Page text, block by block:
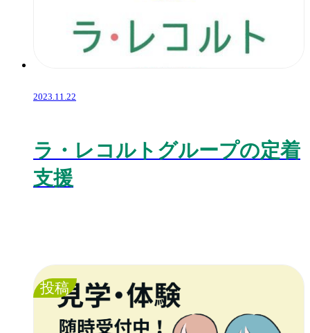
2023.11.22
ラ・レコルトグループの定着
支援
投稿